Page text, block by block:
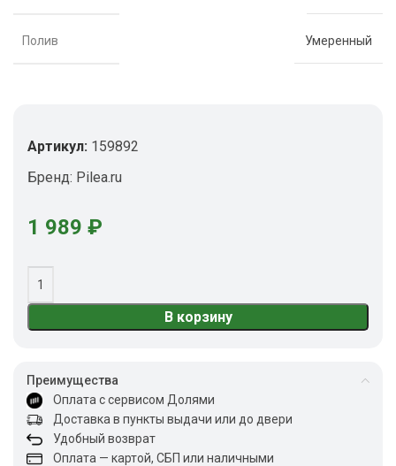
Полив Умеренный
Артикул: 159892
Бренд: Pilea.ru
1 989 ₽
В корзину
Преимущества
Оплата с сервисом Долями
Доставка в пункты выдачи или до двери
Удобный возврат
Оплата — картой, СБП или наличными